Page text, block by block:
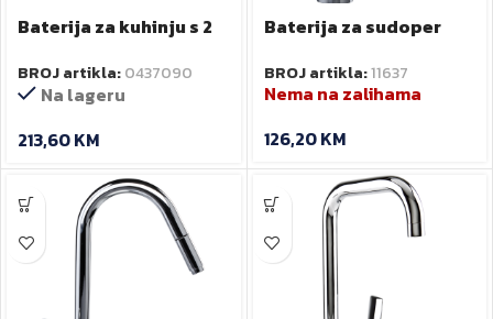
Baterija za kuhinju s 2
Eurosmart
BROJ artikla:0437090
Na lageru
213,60KM
Baterija za sudoper
BROJ artikla:11637
Nema na zalihama
126,20KM